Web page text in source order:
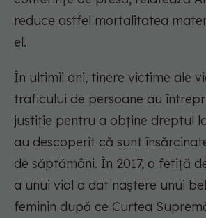
reduce astfel mortalitatea
el.
În ultimii ani, tinere victime ale
traficului de persoane au
justiție pentru a obține dreptul
au descoperit că sunt
de săptămâni. În 2017, o fetiță
a unui viol a dat naștere unui
feminin după ce Curtea